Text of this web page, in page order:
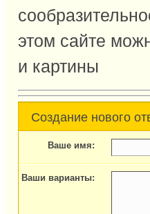
этом сайте
и картины
Создание нового
Ваше имя:
Ваши варианты: